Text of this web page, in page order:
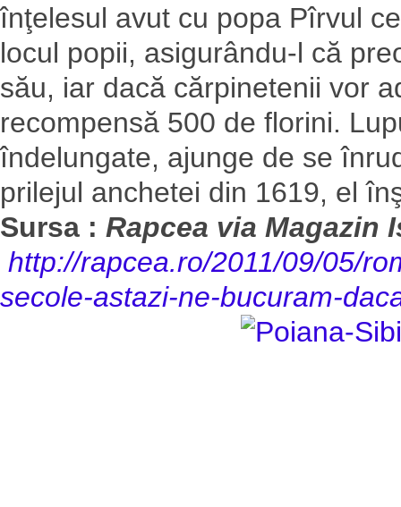
înţelesul avut cu popa Pîrvul
locul popii, asigurându-l că
său, iar dacă cărpinetenii vor
recompensă 500 de florini.
îndelungate, ajunge de se
prilejul anchetei din 1619, el
Sursa : Rapcea via Magazin
http://rapcea.ro/2011/09/05/
secole-astazi-ne-bucuram-